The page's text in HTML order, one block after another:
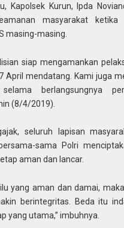
Kapolsek Kurun, Ipda
masyarakat ketika
masing-masing.
siap mengamankan
April mendatang. Kami juga
berlangsungnya
(8/4/2019).
seluruh lapisan
sama Polri
aman dan lancar.
yang aman dan damai,
berintegritas. Beda itu
yang utama,” imbuhnya.